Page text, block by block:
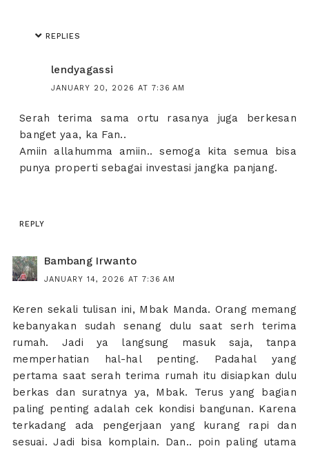
REPLIES
lendyagassi
JANUARY 20, 2026 AT 7:36 AM
Serah terima sama ortu rasanya juga berkesan
banget yaa, ka Fan..
Amiin allahumma amiin.. semoga kita semua bisa
punya properti sebagai investasi jangka panjang.
REPLY
Bambang Irwanto
JANUARY 14, 2026 AT 7:36 AM
Keren sekali tulisan ini, Mbak Manda. Orang memang
kebanyakan sudah senang dulu saat serh terima
rumah. Jadi ya langsung masuk saja, tanpa
memperhatian hal-hal penting. Padahal yang
pertama saat serah terima rumah itu disiapkan dulu
berkas dan suratnya ya, Mbak. Terus yang bagian
paling penting adalah cek kondisi bangunan. Karena
terkadang ada pengerjaan yang kurang rapi dan
sesuai. Jadi bisa komplain. Dan.. poin paling utama